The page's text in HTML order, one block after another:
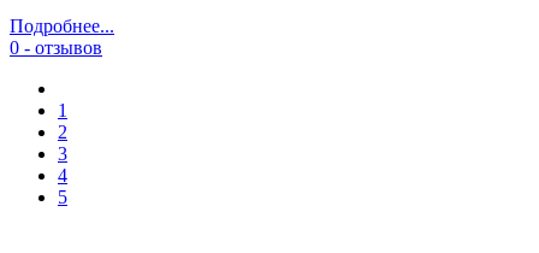
Подробнее...
0 - отзывов
1
2
3
4
5